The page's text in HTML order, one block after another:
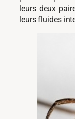
leurs deux
leurs fluides